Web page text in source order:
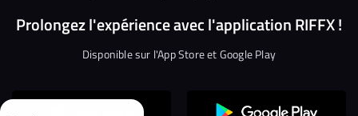
Prolongez l'expérience avec l'application RIFFX !
Disponible sur l'App Store et Google Play